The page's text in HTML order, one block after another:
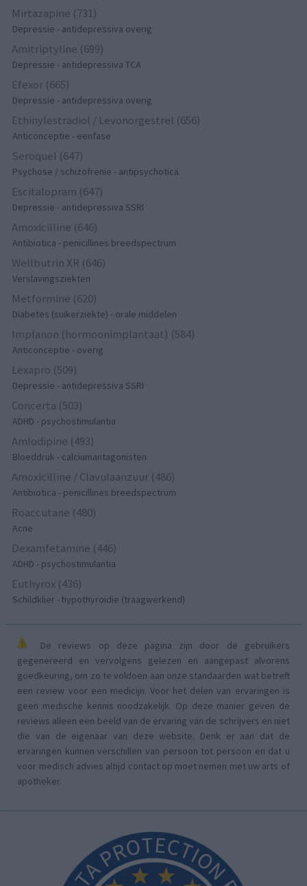
Mirtazapine (731)
Depressie - antidepressiva overig
Amitriptyline (699)
Depressie - antidepressiva TCA
Efexor (665)
Depressie - antidepressiva overig
Ethinylestradiol / Levonorgestrel (656)
Anticonceptie - eenfase
Seroquel (647)
Psychose / schizofrenie - antipsychotica
Escitalopram (647)
Depressie - antidepressiva SSRI
Amoxicilline (646)
Antibiotica - penicillines breedspectrum
Wellbutrin XR (646)
Verslavingsziekten
Metformine (620)
Diabetes (suikerziekte) - orale middelen
Implanon (hormoonimplantaat) (584)
Anticonceptie - overig
Lexapro (509)
Depressie - antidepressiva SSRI
Concerta (503)
ADHD - psychostimulantia
Amlodipine (493)
Bloeddruk - calciumantagonisten
Amoxicilline / Clavulaanzuur (486)
Antibiotica - penicillines breedspectrum
Roaccutane (480)
Acne
Dexamfetamine (446)
ADHD - psychostimulantia
Euthyrox (436)
Schildklier - hypothyroidie (traagwerkend)
De reviews op deze pagina zijn door de gebruikers
gegenereerd en vervolgens gelezen en aangepast alvorens
goedkeuring, om zo te voldoen aan onze standaarden wat betreft
een review voor een medicijn. Voor het delen van ervaringen is
geen medische kennis noodzakelijk. Op deze manier geven de
reviews alleen een beeld van de ervaring van de schrijvers en niet
die van de eigenaar van deze website. Denk er aan dat de
ervaringen kunnen verschillen van persoon tot persoon en dat u
voor medisch advies altijd contact op moet nemen met uw arts of
apotheker.